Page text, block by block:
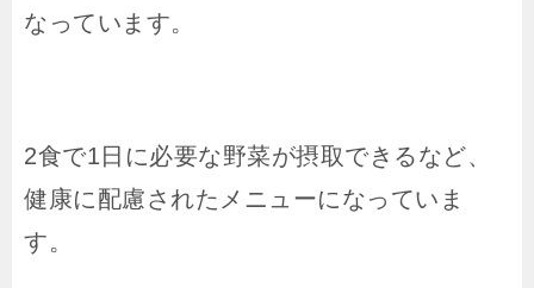
なっています。
2食で1 日に必要な野菜が摂取できるなど、
健康に配慮されたメニューになっていま
す。